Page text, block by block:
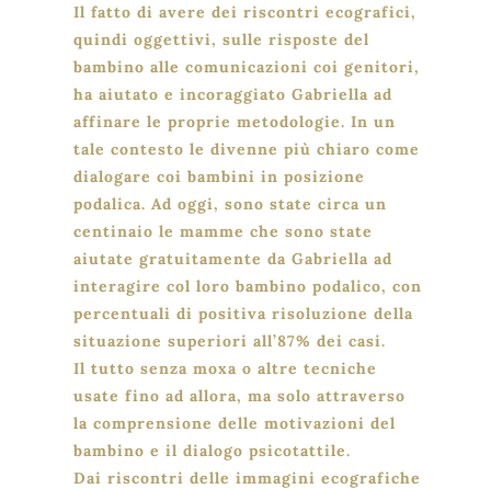
Il fatto di avere dei riscontri ecografici,
quindi oggettivi, sulle risposte del
bambino alle comunicazioni coi genitori,
ha aiutato e incoraggiato Gabriella ad
affinare le proprie metodologie. In un
tale contesto le divenne più chiaro come
dialogare coi bambini in posizione
podalica. Ad oggi, sono state circa un
centinaio le mamme che sono state
aiutate gratuitamente da Gabriella ad
interagire col loro bambino podalico, con
percentuali di positiva risoluzione della
situazione superiori all’87% dei casi.
Il tutto senza moxa o altre tecniche
usate fino ad allora, ma solo attraverso
la comprensione delle motivazioni del
bambino e il dialogo psicotattile.
Dai riscontri delle immagini ecografiche